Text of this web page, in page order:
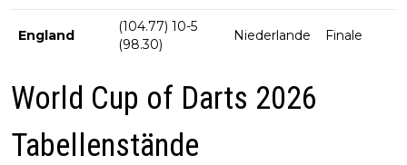
England
(104.77) 10-5
(98.30)
Niederlande Finale
World Cup of Darts 2026
Tabellenstände